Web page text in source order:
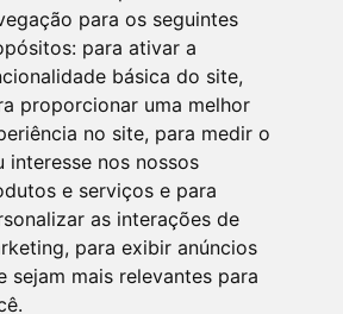
para os seguintes
para ativar a
básica do site,
proporcionar uma melhor
no site, para medir o
interesse nos nossos
e serviços e para
as interações de
, para exibir anúncios
sejam mais relevantes para
.
Bairro Petrópolis, Porto Alegre -
140
localizações no Estado